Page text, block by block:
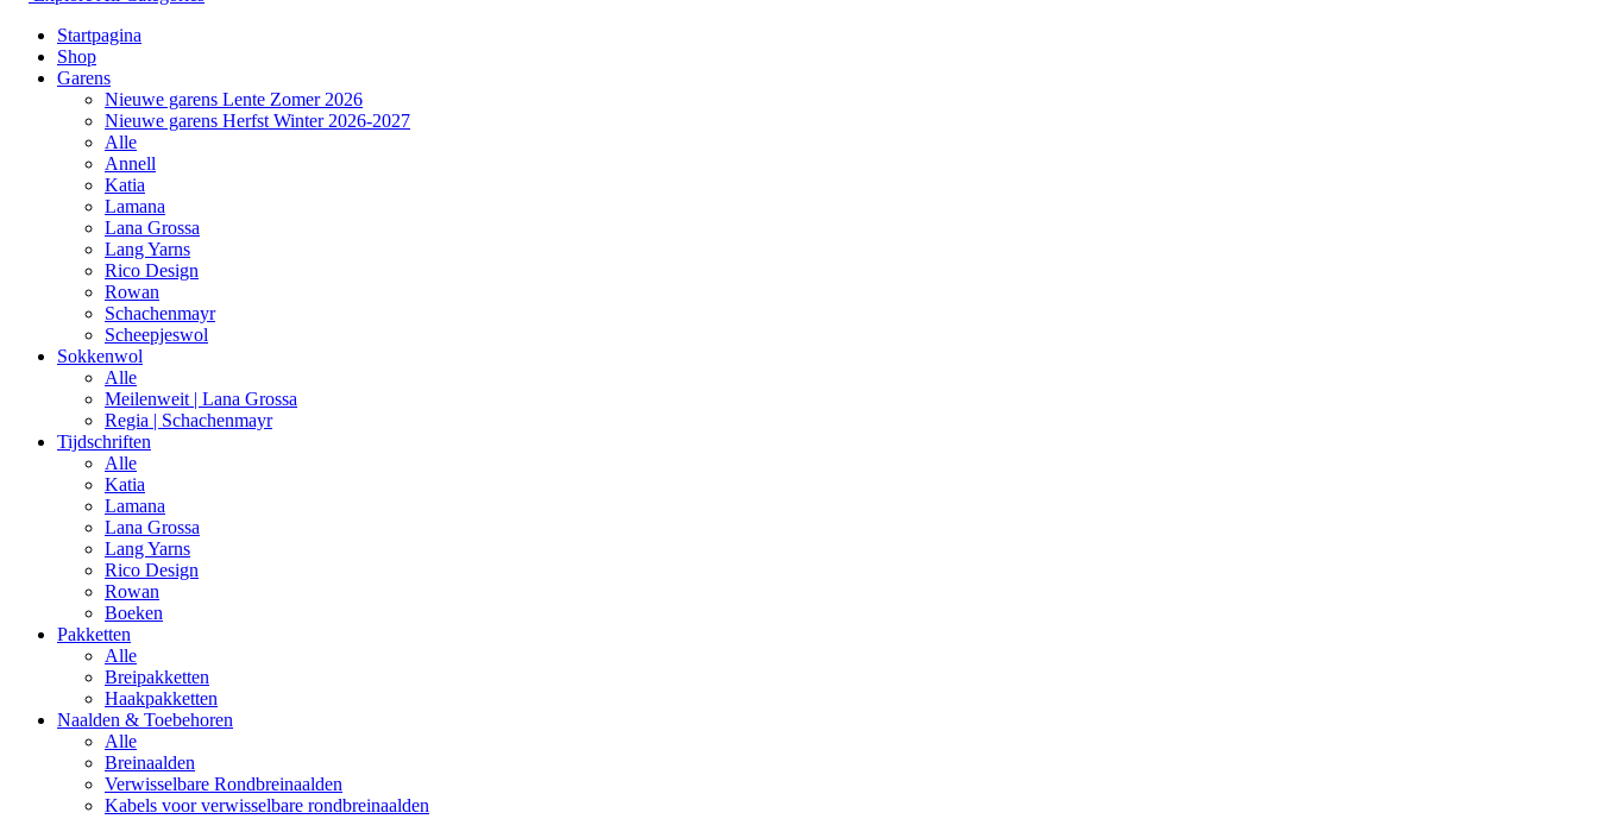
Startpagina
Shop
Garens
Nieuwe garens Lente Zomer 2026
Nieuwe garens Herfst Winter 2026-2027
Alle
Annell
Katia
Lamana
Lana Grossa
Lang Yarns
Rico Design
Rowan
Schachenmayr
Scheepjeswol
Sokkenwol
Alle
Meilenweit | Lana Grossa
Regia | Schachenmayr
Tijdschriften
Alle
Katia
Lamana
Lana Grossa
Lang Yarns
Rico Design
Rowan
Boeken
Pakketten
Alle
Breipakketten
Haakpakketten
Naalden & Toebehoren
Alle
Breinaalden
Verwisselbare Rondbreinaalden
Kabels voor verwisselbare rondbreinaalden